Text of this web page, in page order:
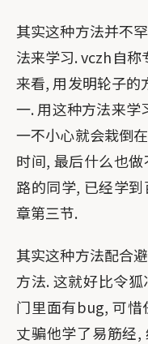
其实这种方法并不
法来学习. vczh自称
来看, 用发明轮子的
一. 用这种方法来学
一不小心就会栽倒
时间, 最后什么也
路的同学, 已经学
章第三节.
其实这种方法配合
方法. 这就好比令
门里面有bug, 可惜
丈骗他学了易筋经